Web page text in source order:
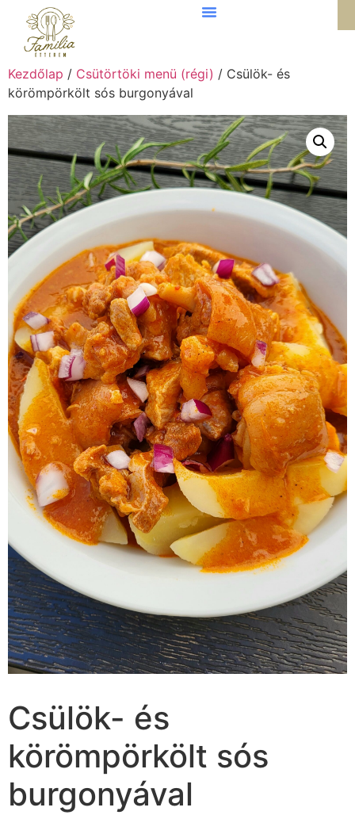
Kezdőlap / Csütörtöki menü (régi) / Csülök- és
körömpörkölt sós burgonyával
Csülök- és
körömpörkölt sós
burgonyával